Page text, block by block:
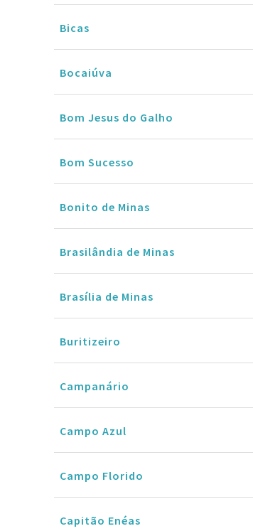
Bicas
Bocaiúva
Bom Jesus do Galho
Bom Sucesso
Bonito de Minas
Brasilândia de Minas
Brasília de Minas
Buritizeiro
Campanário
Campo Azul
Campo Florido
Capitão Enéas